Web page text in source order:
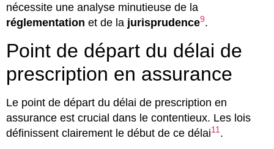
nécessite une analyse minutieuse de la
réglementation et de la jurisprudence9.
Point de départ du délai de
prescription en assurance
Le point de départ du délai de prescription en
assurance est crucial dans le contentieux. Les lois
définissent clairement le début de ce délai11.